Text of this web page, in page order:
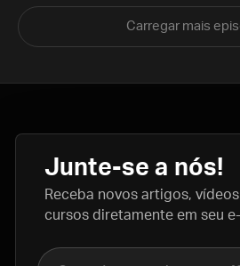
Carregar mais
Junte-se a nós!
Receba novos artigos,
cursos diretamente em seu
Nome completo